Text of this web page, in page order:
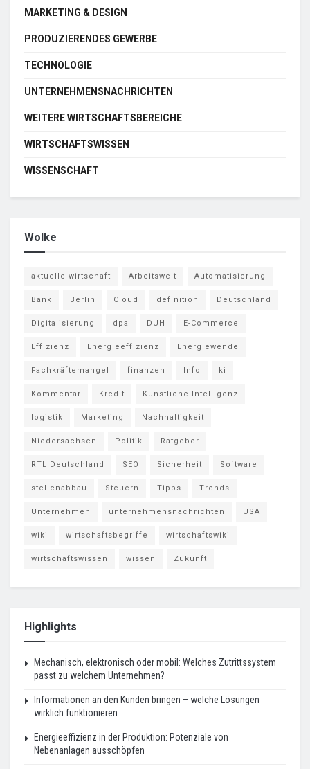
MARKETING & DESIGN
PRODUZIERENDES GEWERBE
TECHNOLOGIE
UNTERNEHMENSNACHRICHTEN
WEITERE WIRTSCHAFTSBEREICHE
WIRTSCHAFTSWISSEN
WISSENSCHAFT
Wolke
aktuelle wirtschaft Arbeitswelt Automatisierung
Bank Berlin Cloud definition Deutschland
Digitalisierung dpa DUH E-Commerce
Effizienz Energieeffizienz Energiewende
Fachkräftemangel finanzen Info ki
Kommentar Kredit Künstliche Intelligenz
logistik Marketing Nachhaltigkeit
Niedersachsen Politik Ratgeber
RTL Deutschland SEO Sicherheit Software
stellenabbau Steuern Tipps Trends
Unternehmen unternehmensnachrichten USA
wiki wirtschaftsbegriffe wirtschaftswiki
wirtschaftswissen wissen Zukunft
Highlights
Mechanisch, elektronisch oder mobil: Welches Zutrittssystem
passt zu welchem Unternehmen?
Informationen an den Kunden bringen – welche Lösungen
wirklich funktionieren
Energieeffizienz in der Produktion: Potenziale von
Nebenanlagen ausschöpfen